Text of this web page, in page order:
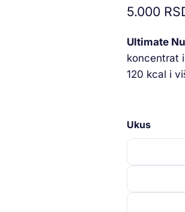
na osnovu
ocene
5.000
Ultimate
koncentrat
120 kcal i
Ukus